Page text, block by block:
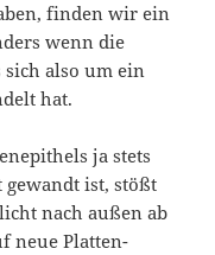
finden wir ein
wenn die
also um ein
hat.
ja stets
ist, stößt
nach außen ab
neue Platten-